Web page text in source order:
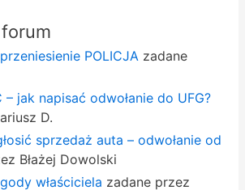
POLICJA zadane
– jak napisać odwołanie do UFG?
D.
sprzedaż auta – odwołanie od
Błażej Dowolski
właściciela zadane przez